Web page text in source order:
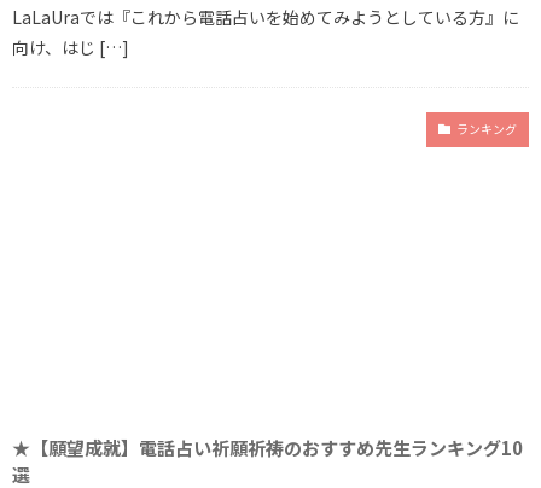
LaLaUraでは『これから電話占いを始めてみようとしている方』に
向け、はじ […]
ランキング
★【願望成就】電話占い祈願祈祷のおすすめ先生ランキング10
選